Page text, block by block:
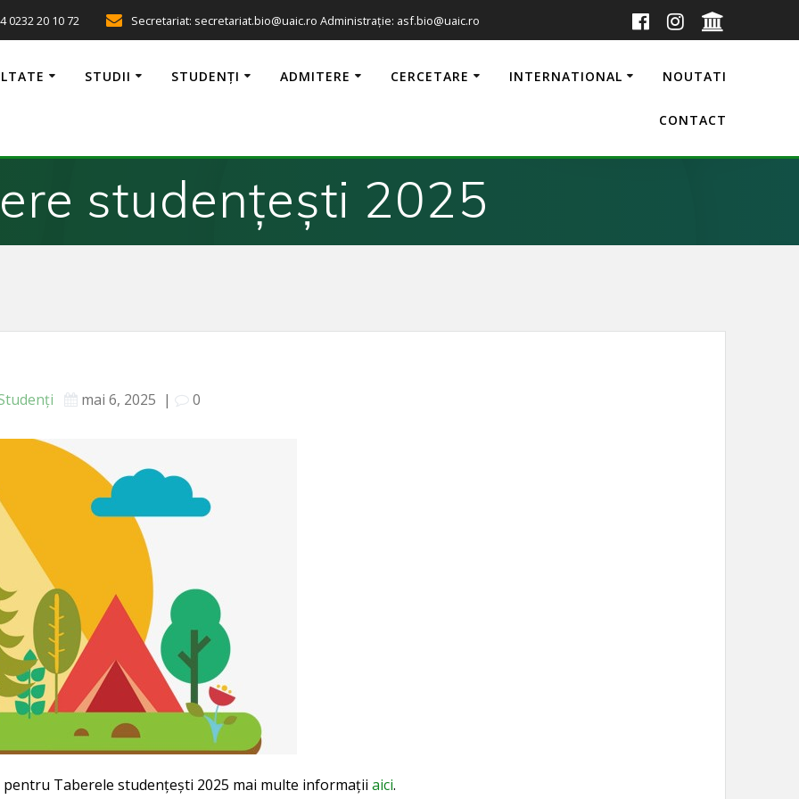
0232 20 10 72 Secretariat: secretariat.bio@uaic.ro Administrație: asf.bio@uaic.ro
STUDII STUDENȚI ADMITERE CERCETARE INTERNATIONAL NOUTATI
CONTACT
studenţeşti 2025
mai 6, 2025 | 0
Taberele studențești 2025 mai multe informațiiaici.​